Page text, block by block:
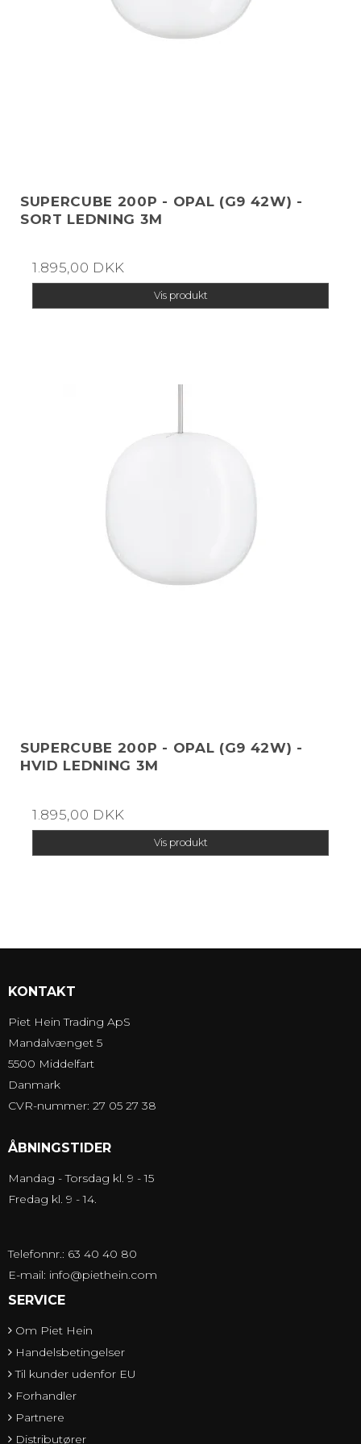
SUPERCUBE 200P - OPAL (G9 42W) -
SORT LEDNING 3M
1.895,00 DKK
Vis produkt
SUPERCUBE 200P - OPAL (G9 42W) -
HVID LEDNING 3M
1.895,00 DKK
Vis produkt
KONTAKT
Piet Hein Trading ApS
Mandalvænget 5
5500 Middelfart
Danmark
CVR-nummer: 27 05 27 38
ÅBNINGSTIDER
Mandag - Torsdag kl. 9 - 15
Fredag kl. 9 - 14.
Telefonnr.: 63 40 40 80
E-mail: info@piethein.com
SERVICE
Om Piet Hein
Handelsbetingelser
Til kunder udenfor EU
Forhandler
Partnere
Distributører